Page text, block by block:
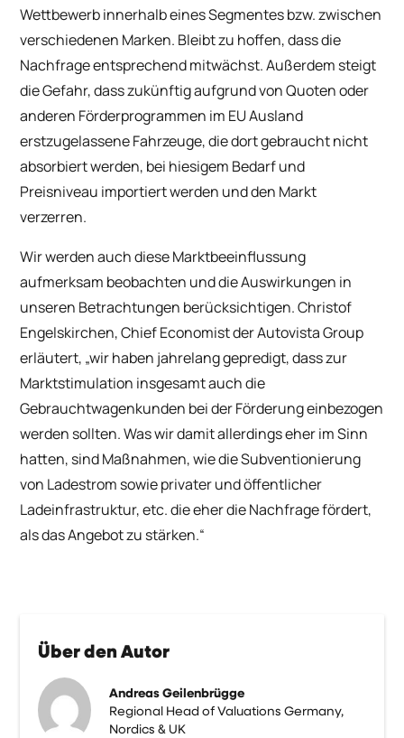
Über den Autor
Andreas Geilenbrügge
Regional Head of Valuations Germany,
Nordics & UK
Wettbewerb innerhalb eines Segmentes bzw. zwischen
verschiedenen Marken. Bleibt zu hoffen, dass die
Nachfrage entsprechend mitwächst. Außerdem steigt
die Gefahr, dass zukünftig aufgrund von Quoten oder
anderen Förderprogrammen im EU Ausland
erstzugelassene Fahrzeuge, die dort gebraucht nicht
absorbiert werden, bei hiesigem Bedarf und
Preisniveau importiert werden und den Markt
verzerren.
Wir werden auch diese Marktbeeinflussung
aufmerksam beobachten und die Auswirkungen in
unseren Betrachtungen berücksichtigen. Christof
Engelskirchen, Chief Economist der Autovista Group
erläutert, „wir haben jahrelang gepredigt, dass zur
Marktstimulation insgesamt auch die
Gebrauchtwagenkunden bei der Förderung einbezogen
werden sollten. Was wir damit allerdings eher im Sinn
hatten, sind Maßnahmen, wie die Subventionierung
von Ladestrom sowie privater und öffentlicher
Ladeinfrastruktur, etc. die eher die Nachfrage fördert,
als das Angebot zu stärken.“